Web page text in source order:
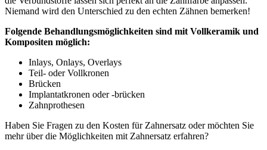
Niemand wird den Unterschied zu den echten Zähnen bemerken!
Folgende Behandlungsmöglichkeiten sind mit Vollkeramik und
Kompositen möglich:
Inlays, Onlays, Overlays
Teil- oder Vollkronen
Brücken
Implantatkronen oder -brücken
Zahnprothesen
Haben Sie Fragen zu den Kosten für Zahnersatz oder möchten Sie
mehr über die Möglichkeiten mit Zahnersatz erfahren?